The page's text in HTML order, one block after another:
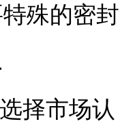
殊的密封
择市场认